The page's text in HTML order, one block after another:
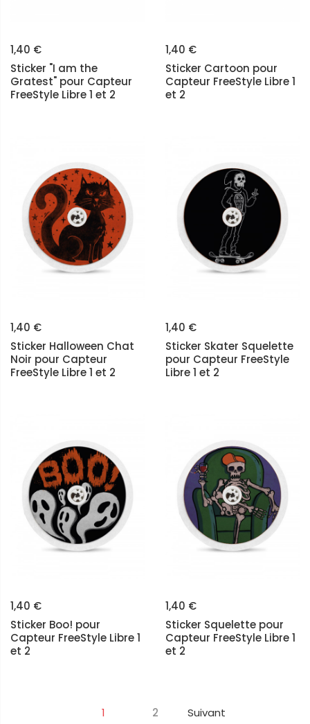
1,40 €
Sticker "I am the
Gratest" pour Capteur
FreeStyle Libre 1 et 2
1,40 €
Sticker Cartoon pour
Capteur FreeStyle Libre 1
et 2
1,40 €
Sticker Halloween Chat
Noir pour Capteur
FreeStyle Libre 1 et 2
1,40 €
Sticker Skater Squelette
pour Capteur FreeStyle
Libre 1 et 2
1,40 €
Sticker Boo! pour
Capteur FreeStyle Libre 1
et 2
1,40 €
Sticker Squelette pour
Capteur FreeStyle Libre 1
et 2
1 2 Suivant